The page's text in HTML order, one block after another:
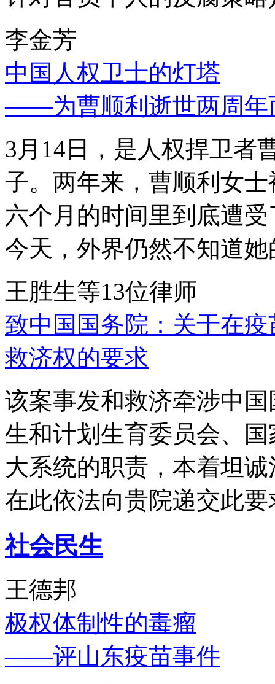
李金芳
中国人权卫士的灯塔
——为曹顺利逝世两周年
3月14日，是人权捍卫者
子。两年来，曹顺利女
六个月的时间里到底遭
今天，外界仍然不知道
王胜生等13位律师
致中国国务院：关于在
救济权的要求
该案事发和救济牵涉中
生和计划生育委员会、
大系统的职责，本着坦
在此依法向贵院递交此要
社会民生
王德邦
极权体制性的毒瘤
——评山东疫苗事件